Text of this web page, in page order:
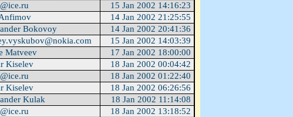
15 Jan 2002 14:16:23
14 Jan 2002 21:25:55
Bokovoy
14 Jan 2002 20:41:36
15 Jan 2002 14:03:39
Matveev
17 Jan 2002 18:00:00
Kiselev
18 Jan 2002 00:04:42
18 Jan 2002 01:22:40
Kiselev
18 Jan 2002 06:26:56
Kulak
18 Jan 2002 11:14:08
18 Jan 2002 13:18:52